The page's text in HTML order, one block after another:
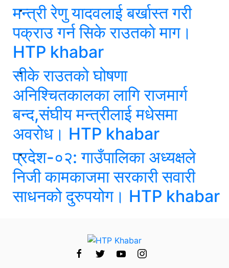
मन्त्री रेणु यादवलाई बर्खास्त गरी
पक्राउ गर्न सिके राउतकाे माग।
HTP khabar
सीके राउतको घोषणा
अनिश्चितकालका लागि राजमार्ग
बन्द,संघीय मन्त्रीलाई मधेसमा
अवरोध। HTP khabar
प्रदेश-०२: गाउँपालिका अध्यक्षले
निजी कामकाजमा सरकारी सवारी
साधनको दुरुपयोग। HTP khabar